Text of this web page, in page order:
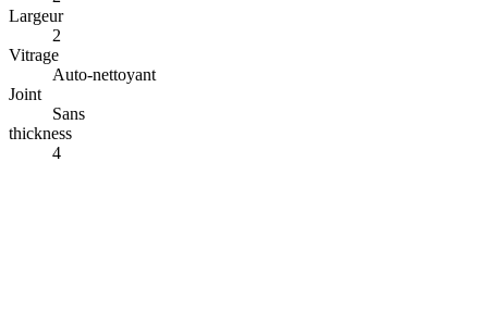
Largeur
2
Vitrage
Auto-nettoyant
Joint
Sans
thickness
4